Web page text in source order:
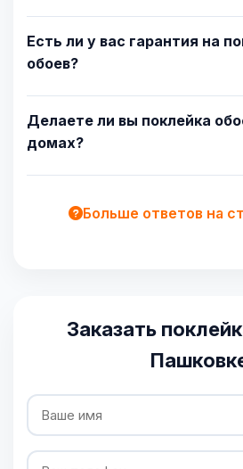
Есть ли у вас гарантия на
обоев?
Делаете ли вы поклейка
домах?
Больше ответов на
Заказать